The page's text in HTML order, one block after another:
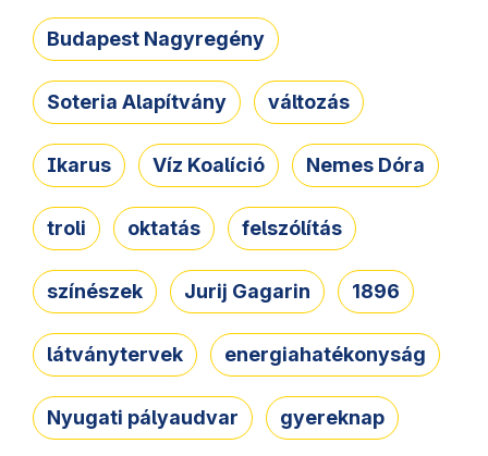
Budapest Nagyregény
Soteria Alapítvány változás
Ikarus Víz Koalíció Nemes Dóra
troli oktatás felszólítás
színészek Jurij Gagarin 1896
látványtervek energiahatékonyság
Nyugati pályaudvar gyereknap